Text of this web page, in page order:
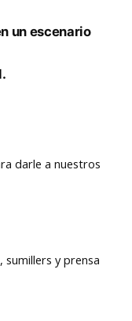
un escenario
darle a nuestros
y prensa